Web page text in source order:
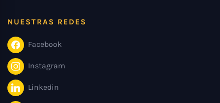
NUESTRAS REDES
Facebook
Instagram
Linkedin